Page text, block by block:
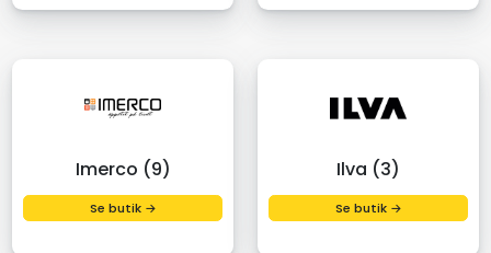
Imerco (9)
Se butik →
Ilva (3)
Se butik →